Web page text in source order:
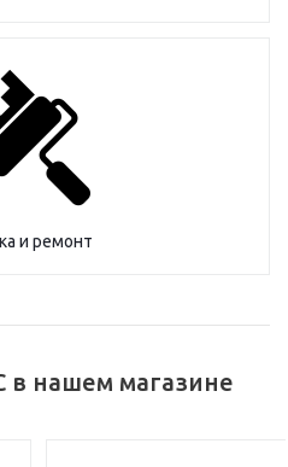
и ремонт
в нашем магазине